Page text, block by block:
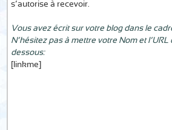
s’autorise à recevoir.
Vous avez écrit sur votre blog dans le
N’hésitez pas à mettre votre Nom et
dessous:
[linkme]